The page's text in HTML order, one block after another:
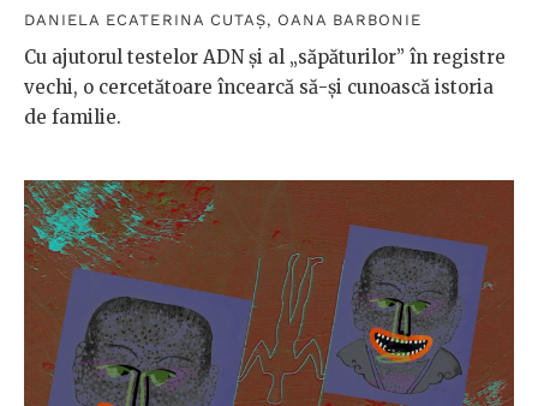
DANIELA ECATERINA CUTAȘ, OANA BARBONIE
Cu ajutorul testelor ADN și al „săpăturilor” în registre
vechi, o cercetătoare încearcă să-și cunoască istoria
de familie.